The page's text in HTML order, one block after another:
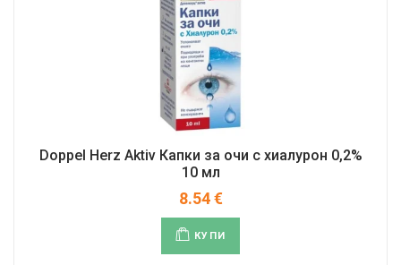
Doppel Herz Aktiv Капки за очи с хиалурон 0,2%
10 мл
8.54€
КУПИ